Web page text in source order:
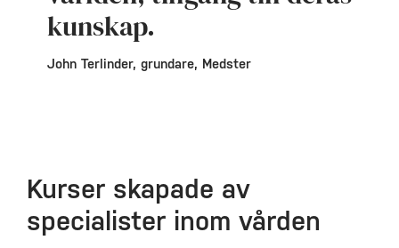
kunskap.
John Terlinder, grundare, Medster
Kurser skapade av
specialister inom vården